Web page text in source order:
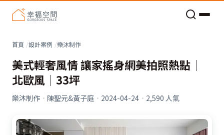
首頁 設計案例 樂沐制作
美式輕奢風情 讓家搖身網美拍照熱點│
北歐風│33坪
樂沐制作 · 陳聖元&黃子庭 · 2024-04-24 · 2,590 人氣